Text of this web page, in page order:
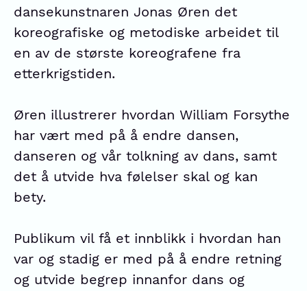
dansekunstnaren Jonas Øren det
koreografiske og metodiske arbeidet til
en av de største koreografene fra
etterkrigstiden.
Øren illustrerer hvordan William Forsythe
har vært med på å endre dansen,
danseren og vår tolkning av dans, samt
det å utvide hva følelser skal og kan
bety.
Publikum vil få et innblikk i hvordan han
var og stadig er med på å endre retning
og utvide begrep innanfor dans og